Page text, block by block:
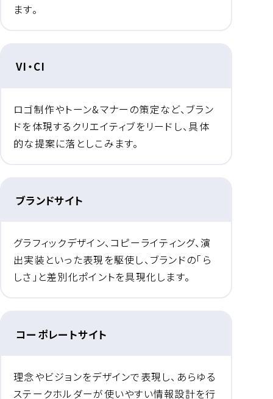
ます。
VI・CI
ロゴ制作やトーン&マナーの策定など、ブラン
ドを体現するクリエイティブをリードし、具体
的な提案に落としこみます。
ブランドサイト
グラフィックデザイン、コピーライティング、演
出実装といった表現を駆使し、ブランドの「ら
しさ」と差別化ポイントを具現化します。
コーポレートサイト
理念やビジョンをデザインで表現し、あらゆる
ステークホルダーが使いやすい情報設計を行